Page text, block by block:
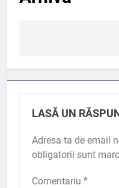
în
LASĂ UN
Adresa ta de email
obligatorii sunt
Comentariu *